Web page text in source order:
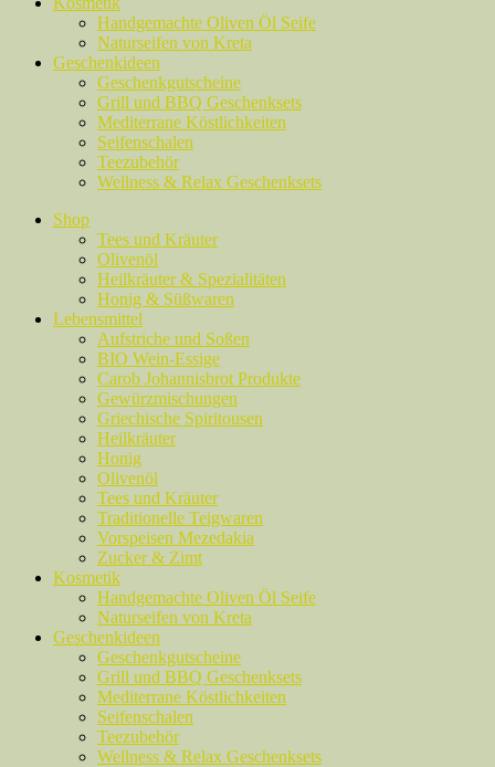
Handgemachte Oliven Öl Seife
Naturseifen von Kreta
Geschenkideen
Geschenkgutscheine
Grill und BBQ Geschenksets
Mediterrane Köstlichkeiten
Seifenschalen
Teezubehör
Wellness & Relax Geschenksets
Shop
Tees und Kräuter
Olivenöl
Heilkräuter & Spezialitäten
Honig & Süßwaren
Lebensmittel
Aufstriche und Soßen
BIO Wein-Essige
Carob Johannisbrot Produkte
Gewürzmischungen
Griechische Spiritousen
Heilkräuter
Honig
Olivenöl
Tees und Kräuter
Traditionelle Teigwaren
Vorspeisen Mezedakia
Zucker & Zimt
Kosmetik
Handgemachte Oliven Öl Seife
Naturseifen von Kreta
Geschenkideen
Geschenkgutscheine
Grill und BBQ Geschenksets
Mediterrane Köstlichkeiten
Seifenschalen
Teezubehör
Wellness & Relax Geschenksets